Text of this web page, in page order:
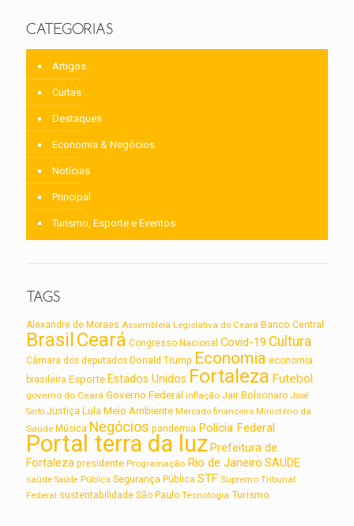
CATEGORIAS
Artigos
Curtas
Destaques
Economia & Negócios
Notícias
Principal
Turismo, Esporte e Eventos
TAGS
Alexandre de Moraes Assembleia Legislativa do Ceará Banco Central
BrasilCeará Congresso Nacional Covid-19 Cultura
Câmara dos deputados Donald Trump Economia economia
brasileira Esporte Estados Unidos Fortaleza Futebol
governo do Ceará Governo Federal inflação Jair Bolsonaro José
Sarto Justiça Lula Meio Ambiente Mercado financeiro Ministério da
Saúde Música Negócios pandemia Polícia Federal
Portal terra da luzPrefeitura de
Fortaleza presidente Programação Rio de Janeiro SAUDE
saúde Saúde Pública Segurança Pública STF Supremo Tribunal
Federal sustentabilidade São Paulo Tecnologia Turismo